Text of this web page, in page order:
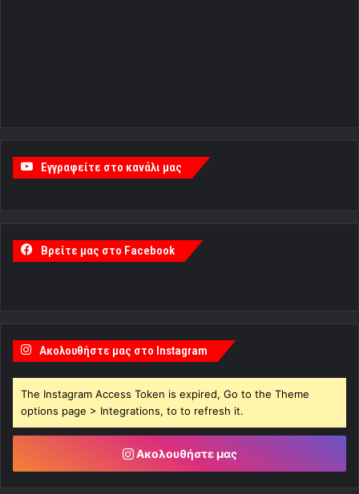
Εγγραφείτε στο κανάλι μας
Βρείτε μας στο Facebook
Ακολουθήστε μας στο Instagram
The Instagram Access Token is expired, Go to the Theme
options page > Integrations, to to refresh it.
Ακολουθήστε μας